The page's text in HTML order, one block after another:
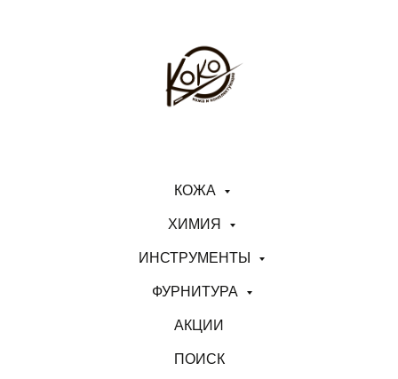
КОЖА
ХИМИЯ
ИНСТРУМЕНТЫ
ФУРНИТУРА
АКЦИИ
ПОИСК